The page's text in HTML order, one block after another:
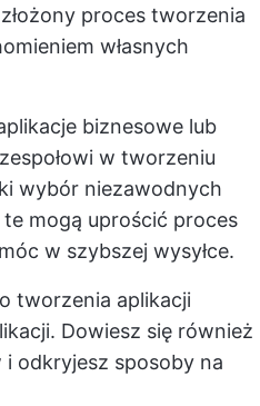
proces tworzenia
własnych
biznesowe lub
w tworzeniu
wybór niezawodnych
mogą uprościć proces
w szybszej wysyłce.
tworzenia aplikacji
Dowiesz się również
odkryjesz sposoby na